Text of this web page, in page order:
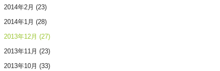
2014年2月 (23)
2014年1月 (28)
2013年12月 (27)
2013年11月 (23)
2013年10月 (33)